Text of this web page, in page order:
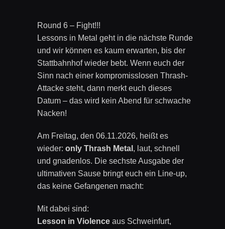
Round 6 – Fight!!!
Lessons in Metal geht in die nächste Runde
und wir können es kaum erwarten, bis der
Stattbahnhof wieder bebt. Wenn euch der
Sinn nach einer kompromisslosen Thrash-
Attacke steht, dann merkt euch dieses
Datum – das wird kein Abend für schwache
Nacken!
Am Freitag, den 06.11.2026, heißt es
wieder: only Thrash Metal , laut, schnell
und gnadenlos. Die sechste Ausgabe der
ultimativen Sause bringt euch ein Line-up,
das keine Gefangenen macht:
Mit dabei sind:
Lesson in Violence aus Schweinfurt,